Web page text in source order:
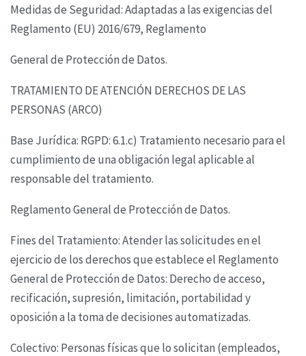
Medidas de Seguridad: Adaptadas a las exigencias del
Reglamento (EU) 2016/679, Reglamento
General de Protección de Datos.
TRATAMIENTO DE ATENCIÓN DERECHOS DE LAS
PERSONAS (ARCO)
Base Jurídica: RGPD: 6.1.c) Tratamiento necesario para el
cumplimiento de una obligación legalaplicable al
responsable del tratamiento.
Reglamento General de Protección de Datos.
Fines del Tratamiento: Atender las solicitudes en el
ejercicio de los derechos que establece el Reglamento
General de Protección de Datos: Derecho de acceso,
recificación, supresión, limitación, portabilidad y
oposición a la toma de decisiones automatizadas.
Colectivo: Personas físicas que lo solicitan (empleados,